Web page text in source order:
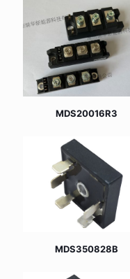
MDS20016R3
MDS350828B